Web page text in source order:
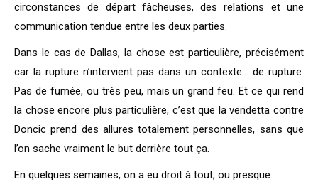
circonstances de départ fâcheuses, des relations et une
communication tendue entre les deux parties.
Dans le cas de Dallas, la chose est particulière, précisément
car la rupture n’intervient pas dans un contexte… de rupture.
Pas de fumée, ou très peu, mais un grand feu. Et ce qui rend
la chose encore plus particulière, c’est que la vendetta contre
Doncic prend des allures totalement personnelles, sans que
l’on sache vraiment le but derrière tout ça.
En quelques semaines, on a eu droit à tout, ou presque.